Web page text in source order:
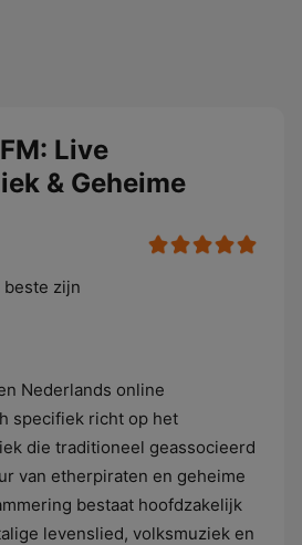
Live
& Geheime
beste zijn
Nederlands online
specifiek richt op het
die traditioneel geassocieerd
van etherpiraten en geheime
bestaat hoofdzakelijk
levenslied, volksmuziek en